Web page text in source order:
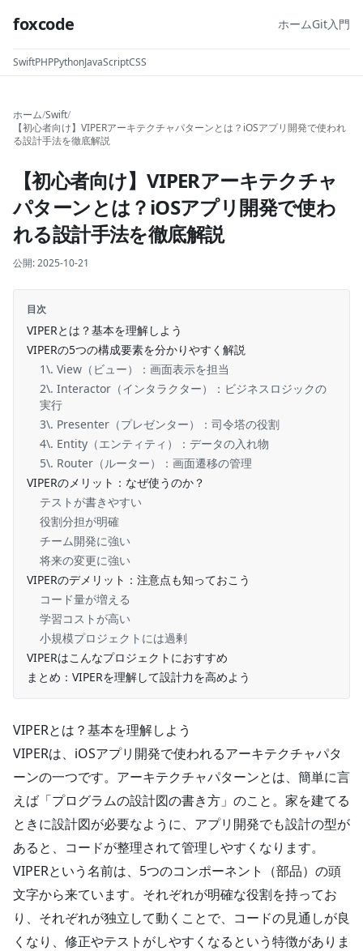
foxcode ホームGit入門
SwiftPHPPythonJavaScriptCSS
ホーム/Swift/
【初心者向け】VIPERアーキテクチャパターンとは？iOSアプリ開発で使われ
る設計手法を徹底解説
【初心者向け】VIPERアーキテクチャ
パターンとは？iOSアプリ開発で使わ
れる設計手法を徹底解説
公開:2025-10-21
目次
VIPERとは？基本を理解しよう
VIPERの5つの構成要素を分かりやすく解説
1\. View（ビュー）：画面表示を担当
2\. Interactor（インタラクター）：ビジネスロジックの
実行
3\. Presenter（プレゼンター）：司令塔の役割
4\. Entity（エンティティ）：データの入れ物
5\. Router（ルーター）：画面遷移の管理
VIPERのメリット：なぜ使うのか？
テストが書きやすい
役割分担が明確
チーム開発に強い
将来の変更に強い
VIPERのデメリット：注意点も知っておこう
コード量が増える
学習コストが高い
小規模プロジェクトには過剰
VIPERはこんなプロジェクトにおすすめ
まとめ：VIPERを理解して設計力を高めよう
VIPERとは？基本を理解しよう
VIPERは、iOSアプリ開発で使われるアーキテクチャパタ
ーンの一つです。アーキテクチャパターンとは、簡単に言
えば「プログラムの設計図の書き方」のこと。家を建てる
ときに設計図が必要なように、アプリ開発でも設計の型が
あると、コードが整理されて管理しやすくなります。
VIPERという名前は、5つのコンポーネント（部品）の頭
文字から来ています。それぞれが明確な役割を持ってお
り、それぞれが独立して動くことで、コードの見通しが良
くなり、修正やテストがしやすくなるという特徴がありま